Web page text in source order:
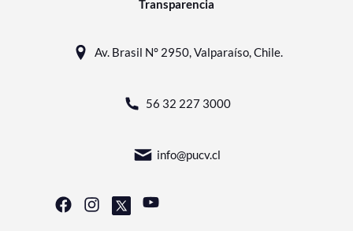
Transparencia
Av. Brasil N° 2950, Valparaíso, Chile.
56 32 227 3000
info@pucv.cl